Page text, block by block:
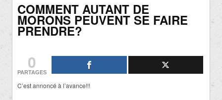
COMMENT AUTANT DE
MORONS PEUVENT SE FAIRE
PRENDRE?
0
PARTAGES
C’est annoncé à l’avance!!!